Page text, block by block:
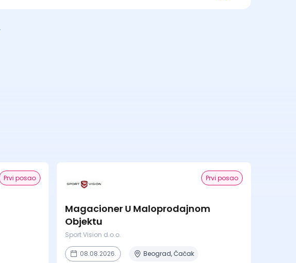
Prvi posao Prvi posao
Magacioner U Maloprodajnom
Objektu
Sport Vision d.o.o.
08.08.2026. Beograd, Čačak